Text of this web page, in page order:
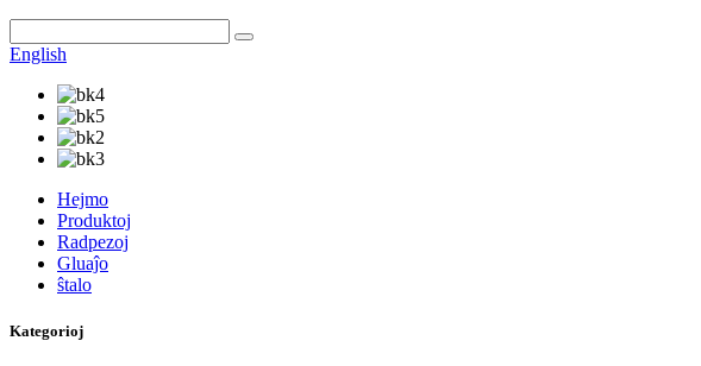
English
Hejmo
Produktoj
Radpezoj
Gluaĵo
ŝtalo
Kategorioj